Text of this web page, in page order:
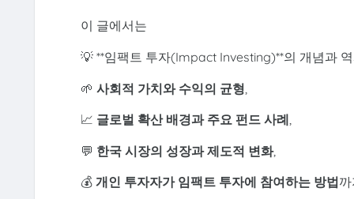
이 글에서는
💡 **임팩트 투자(Impact Investing)**의 개념과
🌱 사회적 가치와 수익의 균형
📈 글로벌 확산 배경과 주요 펀드 사례,
💬 한국 시장의 성장과 제도적 변화,
💰 개인 투자자가 임팩트 투자에 참여하는 방법